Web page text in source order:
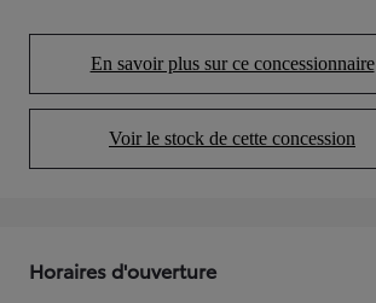
En savoir plus sur ce concessionnaire
(Opens in new tab)
Voir le stock de cette concession
(Opens in new tab)
Horaires d'ouverture